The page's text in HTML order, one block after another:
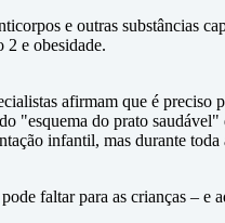
e outras substâncias
2 e obesidade.
afirmam que é preciso
"esquema do prato
infantil, mas durante toda
faltar para as crianças – e